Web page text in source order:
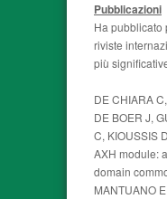
Pubblicazioni
Ha pubblicato
riviste
più
DE CHIARA
DE BOER J,
C, KIOUSSIS
AXH module:
domain
MANTUANO